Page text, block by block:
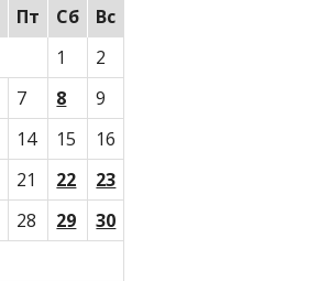
Пт Сб
Вс
1
2
7 8
9
14 15
16
21 22
23
28 29
30